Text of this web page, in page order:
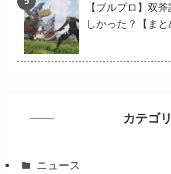
【ブルプロ】双
しかった？【まと
カテゴ
ニュース